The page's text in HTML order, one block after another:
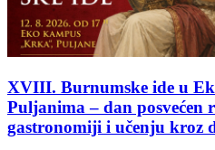
XVIII. Burnumske ide u
Puljanima – dan posvećen
gastronomiji i učenju kroz